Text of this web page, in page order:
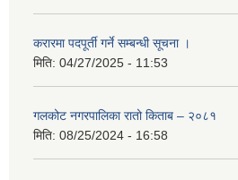
करारमा पदपूर्ती गर्ने सम्बन्धी सूचना ।
मिति: 04/27/2025 - 11:53
गलकोट नगरपालिका रातो किताब – २०८१
मिति: 08/25/2024 - 16:58